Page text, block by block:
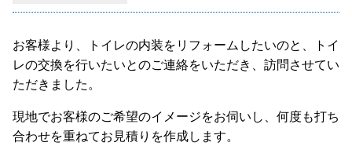
お客様より、トイレの内装をリフォームしたいのと、トイ
レの交換を行いたいとのご連絡をいただき、訪問させてい
ただきました。
現地でお客様のご希望のイメージをお伺いし、何度も打ち
合わせを重ねてお見積りを作成します。